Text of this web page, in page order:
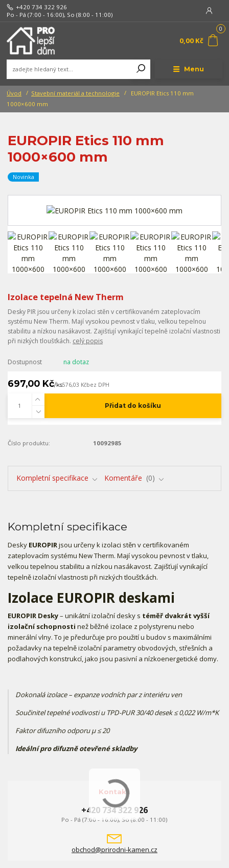
Menu
+420 734 322 926
Po - Pá (7:00 - 16:00), So (8:00 - 11:00)
0
0,00 Kč
Úvod Stavební materiál a technologie
EUROPIR Etics 110 mm
1000×600 mm
EUROPIR Etics 110 mm
1000×600 mm
Novinka
Izolace tepelná New Therm
Desky PIR jsou určeny k izolaci stěn v certifikovaném zateplovacím
systému New Therm. Mají vysokou pevnost v tlaku, velkou tepelnou
stabilitu a nízkou nasákavost. Zajišťují vynikající tepelně izolační vlastnosti
při nizkých tloušťkách. celý popis
Dostupnost na dotaz
697,00 Kč/ks576,03 Kčbez DPH
Přidat do košíku
Číslo produktu: 10092985
Kompletní specifikace Komentáře 0
Kompletní specifikace
Desky EUROPIRjsou určeny k izolaci stěn v certifikovaném
zateplovacím systému New Therm. Mají vysokou pevnost v tlaku,
velkou tepelnou stabilitu a nízkou nasákavost. Zajišťují vynikající
tepelně izolační vlastnosti při nizkých tloušťkách.
Izolace EUROPIR deskami
EUROPIR Desky– unikátní izolační desky s téměř dvakrát vyšší
izolační schopnosti než běžné izolace z polystyrenu nebo
minerální vlny. To je předurčuje pro použití u budov s maximálními
požadavky na tepelně izolační parametry obvodových, střešních a
podlahových konstrukcí, jako jsou pasivní a nízkoenergetické domy.
Dokonalá izolace – expanze vodních par z interiéru ven
Součinitel tepelné vodivosti u TPD-PUR 30/40 desek ≤ 0,022 W/m*K
Faktor difuzního odporu µ ≤ 20
Ideální pro difuzně otevřené skladby
Kontakt
+420 734 322 926
Po - Pá (7:00 - 16:00), So (8:00 - 11:00)
obchod@prirodni-kamen.cz